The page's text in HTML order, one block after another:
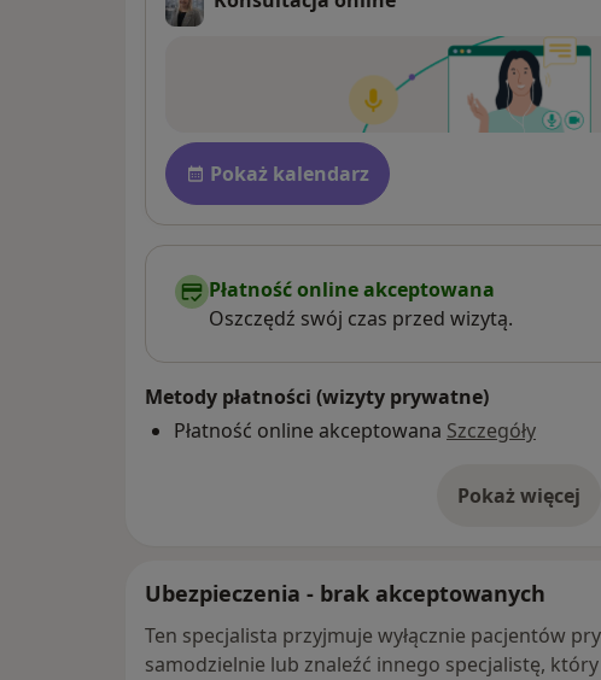
Dostępność
Pokaż kalendarz
Płatność online akceptowana
Oszczędź swój czas przed wizytą.
Metody płatności (wizyty prywatne)
Płatność online akceptowana Szczegóły
Pokaż więcej
o adresie
Ubezpieczenia - brak akceptowanych
Ten specjalista przyjmuje wyłącznie pacjentów
samodzielnie lub znaleźć innego specjalistę,